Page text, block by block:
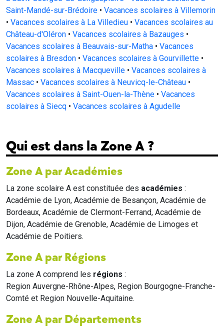
Saint-Mandé-sur-Brédoire • Vacances scolaires à Villemorin
• Vacances scolaires à La Villedieu • Vacances scolaires au
Château-d'Oléron • Vacances scolaires à Bazauges •
Vacances scolaires à Beauvais-sur-Matha • Vacances
scolaires à Bresdon • Vacances scolaires à Gourvillette •
Vacances scolaires à Macqueville • Vacances scolaires à
Massac • Vacances scolaires à Neuvicq-le-Château •
Vacances scolaires à Saint-Ouen-la-Thène • Vacances
scolaires à Siecq • Vacances scolaires à Agudelle
Qui est dans la Zone A ?
Zone A par Académies
La zone scolaire A est constituée des académies :
Académie de Lyon, Académie de Besançon, Académie de
Bordeaux, Académie de Clermont-Ferrand, Académie de
Dijon, Académie de Grenoble, Académie de Limoges et
Académie de Poitiers.
Zone A par Régions
La zone A comprend les régions :
Region Auvergne-Rhône-Alpes, Region Bourgogne-Franche-
Comté et Region Nouvelle-Aquitaine.
Zone A par Départements